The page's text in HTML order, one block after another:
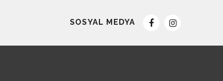
SOSYAL MEDYA